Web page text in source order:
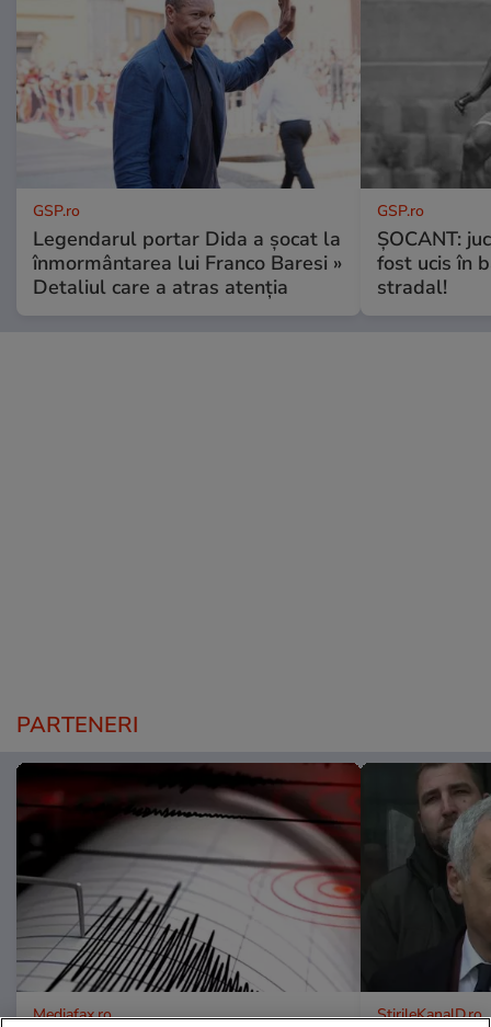
GSP.ro
Legendarul portar Dida a șocat la
înmormântarea lui Franco Baresi »
Detaliul care a atras atenția
GSP.ro
ȘOCANT:
fost ucis în
stradal!
PARTENERI
Mediafax.ro StirileKanalD.ro